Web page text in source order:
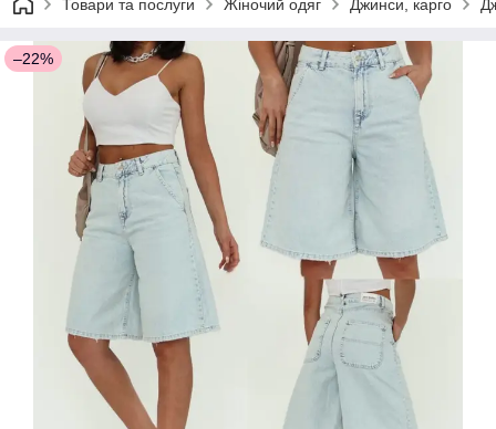
Товари та послуги Жіночий одяг Джинси, карго
–22%